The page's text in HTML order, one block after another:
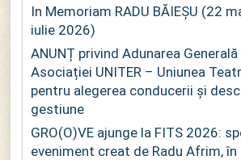
In Memoriam RADU BĂIEȘU (22
iulie 2026)
ANUNȚ privind Adunarea
Asociației UNITER – Uniunea
pentru alegerea conducerii și
gestiune
GRO(O)VE ajunge la FITS 2026:
eveniment creat de Radu Afrim, în